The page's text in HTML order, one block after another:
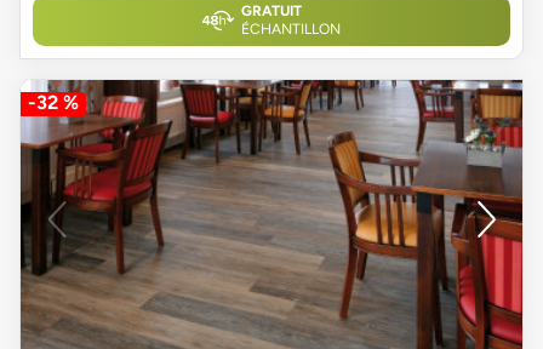
GRATUIT
ÉCHANTILLON
-32 %